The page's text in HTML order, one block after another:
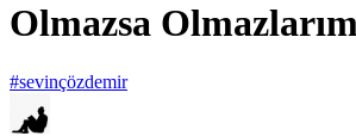
Olmazsa
#sevinçözdemir